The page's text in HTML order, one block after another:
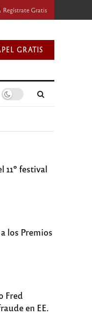
Regístrate Gratis
GRATIS
11º festival
los Premios
Fred
en EE.